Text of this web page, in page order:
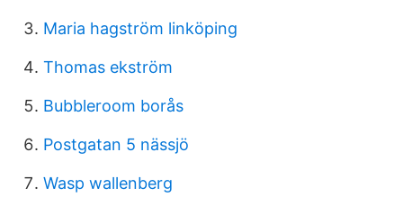
Maria hagström linköping
Thomas ekström
Bubbleroom borås
Postgatan 5 nässjö
Wasp wallenberg